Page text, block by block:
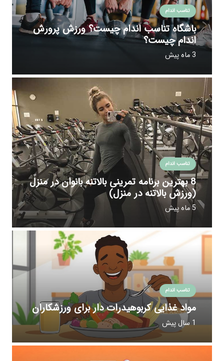
تناسب اندام
باشگاه تناسب اندام چیست؟ ورزش پرورش
اندام چیست؟
3 ماه پیش
تناسب اندام
8 بهترین برنامه تمرینی بالاتنه بانوان در منزل
(ورزش بالاتنه در منزل)
5 ماه پیش
تناسب اندام
مواد غذایی کربوهیدرات دار برای ورزشکاران
1 سال پیش